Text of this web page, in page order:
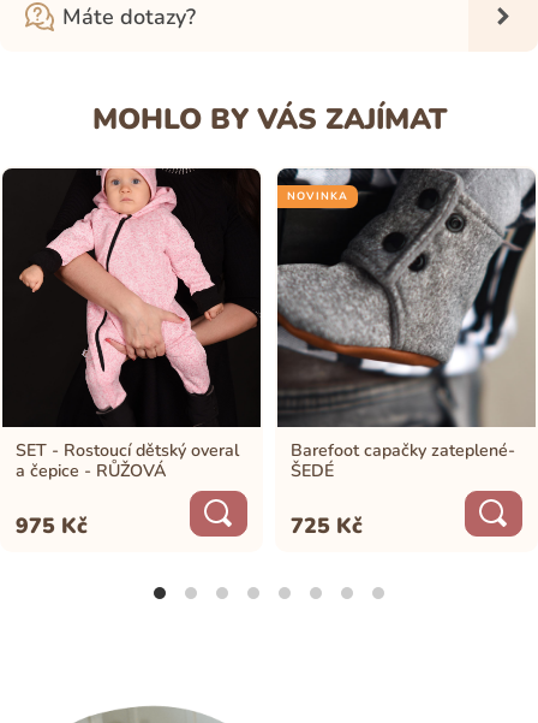
Máte dotazy?
MOHLO BY VÁS ZAJÍMAT
SET - Rostoucí dětský overal
a čepice - RŮŽOVÁ
975 Kč
NOVINKA
Barefoot capačky zateplené-
ŠEDÉ
725 Kč